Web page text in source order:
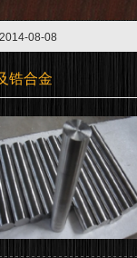
2014-08-08
购
2014-07-05
锆合金